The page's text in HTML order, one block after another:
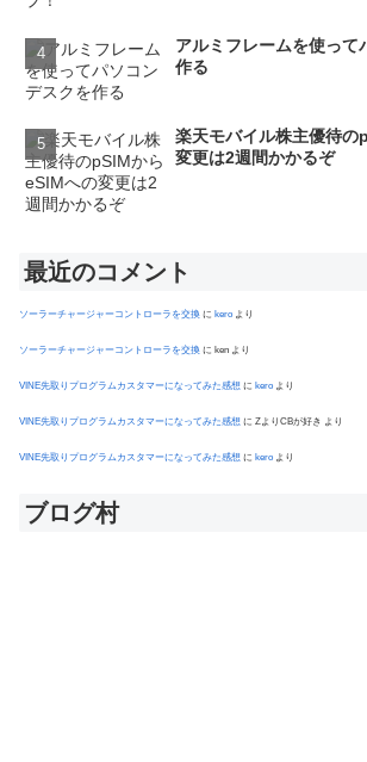
アルミフレームを使って
作る
楽天モバイル株主優待の
変更は2週間かかるぞ
最近のコメント
ソーラーチャージャーコントローラを交換 に kero より
ソーラーチャージャーコントローラを交換 に ken より
VINE先取りプログラムカスタマーになってみた感想 に kero より
VINE先取りプログラムカスタマーになってみた感想 に ZよりCBが好き より
VINE先取りプログラムカスタマーになってみた感想 に kero より
ブログ村